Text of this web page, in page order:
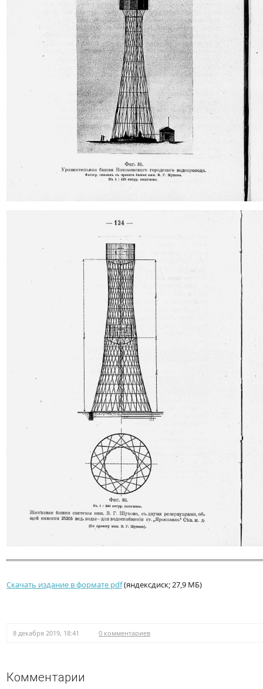
Скачать издание в формате pdf(яндексдиск; 27,9 МБ)
8 декабря 2019, 18:41 0 комментариев
Комментарии